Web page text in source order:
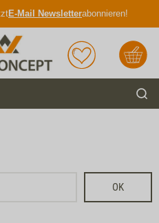
E-Mail Newsletterabonnieren!
Merkliste Warenkorb
OK